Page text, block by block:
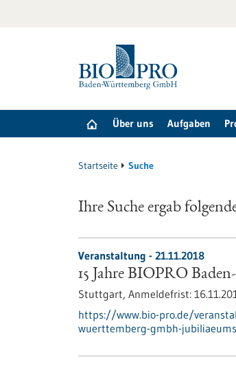
Über uns Aufgaben
Startseite Suche
Ihre Suche ergab
Veranstaltung - 21.11.2018
15 Jahre BIOPRO
Stuttgart, Anmeldefrist:
https://www.bio-pro.de/
wuerttemberg-gmbh-